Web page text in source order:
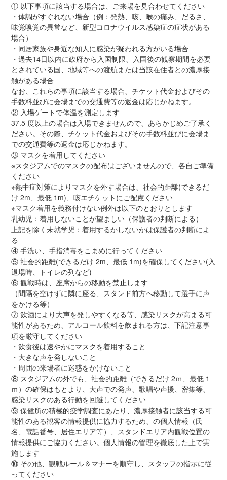
① 以下事項に該当する場合は、ご来場を見合わせてください
・体調がすぐれない場合（例：発熱、咳、喉の痛み、だるさ、
味覚嗅覚の異常など、新型コロナウイルス感染症の症状がある
場合）
・同居家族や身近な知人に感染が疑われる方がいる場合
・過去14日以内に政府から入国制限、入国後の観察期間を必要
とされている国、地域等への渡航または当該在住者との濃厚接
触がある場合
なお、これらの事項に該当する場合、チケット代金およびその
手数料並びに会場までの交通費等の返金は応じかねます。
② 入場ゲートで体温を測定します
37.5 度以上の場合は入場できませんので、あらかじめご了承く
ださい。その際、チケット代金およびその手数料並びに会場ま
での交通費等の返金は応じかねます。
③ マスクを着用してください
※スタジアムでのマスクの配布はございませんので、各自ご準備
ください
※熱中症対策によりマスクを外す場合は、社会的距離(できるだ
け 2m、最低 1m)、咳エチケットにご配慮ください
※マスク着用を義務付けない例外は以下のとおりとします
乳幼児：着用しないことが望ましい（保護者の判断による）
上記を除く未就学児：着用するかしないかは保護者の判断によ
る
④ 手洗い、手指消毒をこまめに行ってください
⑤ 社会的距離(できるだけ 2m、最低 1m)を確保してください(入
退場時、トイレの列など)
⑥ 観戦時は、座席からの移動を禁止します
（間隔を空けずに隣に座る、スタンド前方へ移動して選手に声
をかける等）
⑦ 飲酒により大声を発しやすくなる等、感染リスクが高まる可
能性があるため、アルコール飲料を飲まれる方は、下記注意事
項を厳守してください
・飲食後は速やかにマスクを着用すること
・大きな声を発しないこと
・周囲の来場者に迷惑をかけないこと
⑧ スタジアムの外でも、社会的距離（できるだけ 2ｍ、最低 1
ｍ）の確保はもとより、大声での発声、歌唱や声援、密集等、
感染リスクのある行動を回避してください
⑨ 保健所の積極的疫学調査にあたり、濃厚接触者に該当する可
能性のある観客の情報提供に協力するため、の個人情報（氏
名、電話番号、居住エリア等）、スタンドエリア内観戦位置の
情報提供にご協力ください。個人情報の管理を徹底した上で実
施します
⑩ その他、観戦ルール＆マナーを順守し、スタッフの指示に従
ってください